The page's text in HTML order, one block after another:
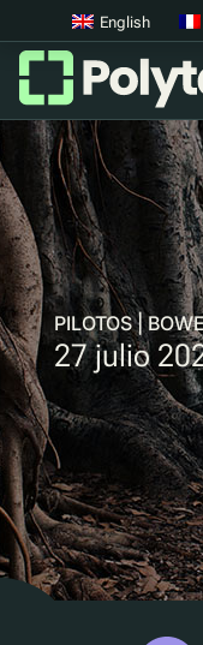
Códigos QR
Códigos QR
Etiquetas UV
Clasificación
Pasaportes
Sistemas
Marketing
QR Reutilizar
English
PILOTOS |
27 julio